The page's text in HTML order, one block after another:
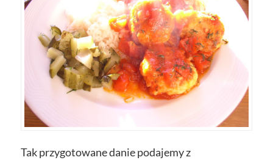
Tak przygotowane danie podajemy z